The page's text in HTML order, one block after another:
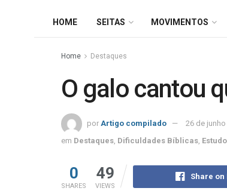
HOME SEITAS MOVIMENTOS
Home Destaques
O galo cantou
por Artigo compilado
26 de
em Destaques Dificuldades Bíblicas
0
SHARES
49
VIEWS
Share on